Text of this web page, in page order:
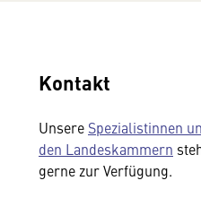
Kontakt
Unsere Spezialistinnen
den Landeskammern
gerne zur Verfügung.